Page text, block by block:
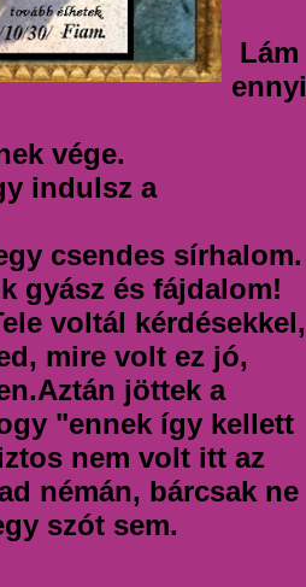
Lám
ennyi
vége.
indulsz a
csendes sírhalom.
gyász és fájdalom!
voltál kérdésekkel,
mire volt ez jó,
jöttek a
"ennek így kellett
nem volt itt az
némán, bárcsak ne
szót sem.